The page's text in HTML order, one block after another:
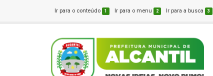
Ir para o conteúdo 1 Ir para o menu 2 Ir para a busca 3